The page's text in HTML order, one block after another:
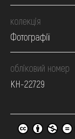
колекція
Фотографії
обліковий номер
КН-22729